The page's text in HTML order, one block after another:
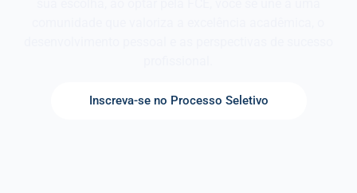
Inscreva-se no Processo Seletivo